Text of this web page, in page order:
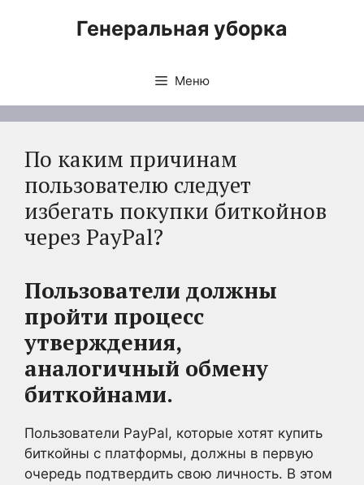
Генеральная уборка
Меню
По каким причинам
пользователю следует
избегать покупки биткойнов
через PayPal?
Пользователи должны
пройти процесс
утверждения,
аналогичный обмену
биткойнами.
Пользователи PayPal, которые хотят купить
биткойны с платформы, должны в первую
очередь подтвердить свою личность. В этом